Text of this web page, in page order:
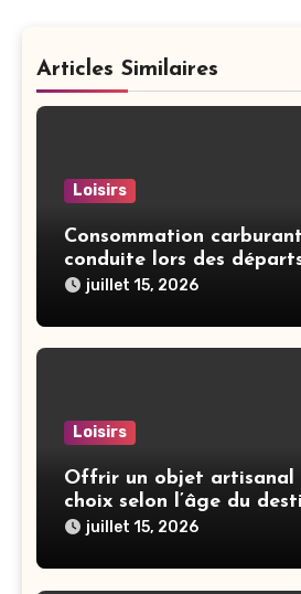
Articles Similaires
Loisirs
Consommation
conduite lors des
juillet 15, 2026
Loisirs
Offrir un objet artisanal
choix selon l’âge du
juillet 15, 2026